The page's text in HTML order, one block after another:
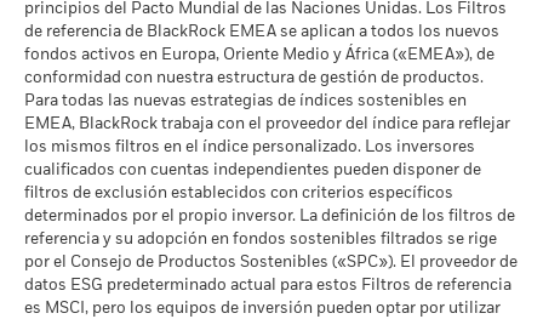
pasada. Fuente: Blackrock
Porcentaje de Cobertura ESG
de MSCI
a 17 jul 2026
93,56
Puntuación de Calidad ESG
de MSCI - Percentil entre
Empresas Similares
a 17 jul 2026
Fondos en Grupo de
Características Similares
a 17 jul 2026
160
Porcentaje de Cobertura de la
Media Ponderada de
92,79
Cobertura de Implicación
Empresarial
a -
Porcentaje del Fondo no
cubierto
a -
Las exposiciones a Implicación Empresarial de BlackRock
indicadas anteriormente para Carbón Térmico y Arenas
Bituminosas se calculan y notifican para aquellas empresas
en las que más de un 5 % de sus ingresos proceden de la
principios del Pacto Mundial de las Naciones Unidas. Los Filtros
de referencia de BlackRock EMEA se aplican a todos los nuevos
fondos activos en Europa, Oriente Medio y África («EMEA»), de
conformidad con nuestra estructura de gestión de productos.
Para todas las nuevas estrategias de índices sostenibles en
EMEA, BlackRock trabaja con el proveedor del índice para reflejar
los mismos filtros en el índice personalizado. Los inversores
cualificados con cuentas independientes pueden disponer de
filtros de exclusión establecidos con criterios específicos
determinados por el propio inversor. La definición de los filtros de
referencia y su adopción en fondos sostenibles filtrados se rige
por el Consejo de Productos Sostenibles («SPC»). El proveedor de
datos ESG predeterminado actual para estos Filtros de referencia
es MSCI, pero los equipos de inversión pueden optar por utilizar